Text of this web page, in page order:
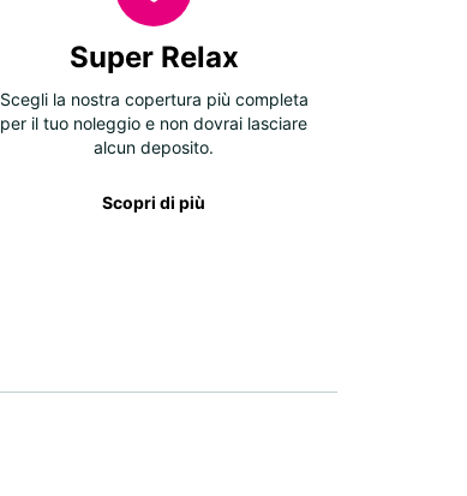
Super Relax
Scegli la nostra copertura più completa
per il tuo noleggio e non dovrai lasciare
alcun deposito.
Scopri di più